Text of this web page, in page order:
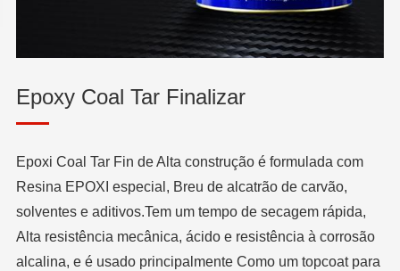
Epoxy Coal Tar Finalizar
Epoxi Coal Tar Fin de Alta construção é formulada com
Resina EPOXI especial, Breu de alcatrão de carvão,
solventes e aditivos.Tem um tempo de secagem rápida,
Alta resistência mecânica, ácido e resistência à corrosão
alcalina, e é usado principalmente Como um topcoat para